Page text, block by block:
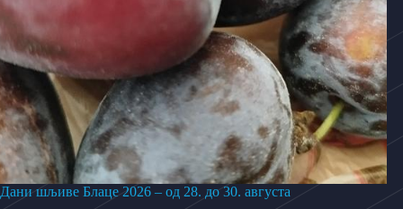
Дани шљиве Блаце 2026 – од 28. до 30. августа